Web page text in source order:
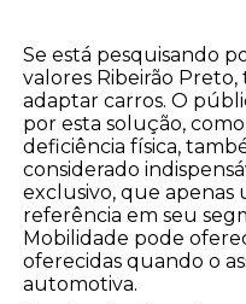
Se está pesquisando
valores Ribeirão
adaptar carros. O
por esta solução,
deficiência física,
considerado
exclusivo, que apenas
referência em seu
Mobilidade pode
oferecidas quando o
automotiva.